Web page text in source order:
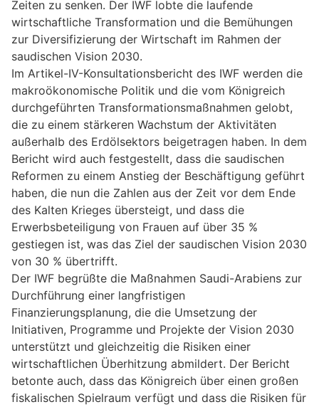
Zeiten zu senken. Der IWF lobte die laufende
wirtschaftliche Transformation und die Bemühungen
zur Diversifizierung der Wirtschaft im Rahmen der
saudischen Vision 2030.
Im Artikel-IV-Konsultationsbericht des IWF werden die
makroökonomische Politik und die vom Königreich
durchgeführten Transformationsmaßnahmen gelobt,
die zu einem stärkeren Wachstum der Aktivitäten
außerhalb des Erdölsektors beigetragen haben. In dem
Bericht wird auch festgestellt, dass die saudischen
Reformen zu einem Anstieg der Beschäftigung geführt
haben, die nun die Zahlen aus der Zeit vor dem Ende
des Kalten Krieges übersteigt, und dass die
Erwerbsbeteiligung von Frauen auf über 35 %
gestiegen ist, was das Ziel der saudischen Vision 2030
von 30 % übertrifft.
Der IWF begrüßte die Maßnahmen Saudi-Arabiens zur
Durchführung einer langfristigen
Finanzierungsplanung, die die Umsetzung der
Initiativen, Programme und Projekte der Vision 2030
unterstützt und gleichzeitig die Risiken einer
wirtschaftlichen Überhitzung abmildert. Der Bericht
betonte auch, dass das Königreich über einen großen
fiskalischen Spielraum verfügt und dass die Risiken für